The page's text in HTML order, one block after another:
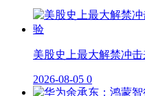
美股史上最大解禁冲
2026-08-05 0